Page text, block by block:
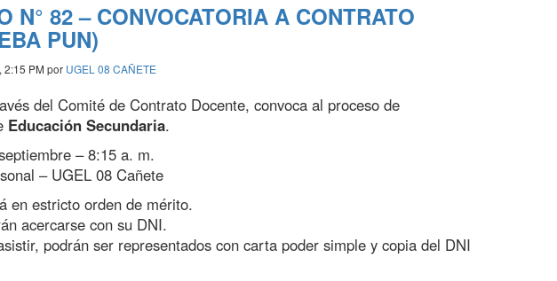
N° 82 – CONVOCATORIA A CONTRATO
PUN)
2:15 PM por UGEL 08 CAÑETE
del Comité de Contrato Docente, convoca al proceso de
Educación Secundaria.
– 8:15 a. m.
– UGEL 08 Cañete
en estricto orden de mérito.
acercarse con su DNI.
podrán ser representados con carta poder simple y copia del DNI